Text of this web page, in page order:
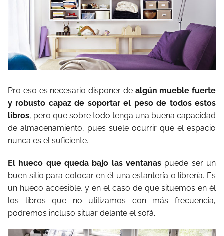
Pro eso es necesario disponer de algún mueble fuerte
y robusto capaz de soportar el peso de todos estos
libros, pero que sobre todo tenga una buena capacidad
de almacenamiento, pues suele ocurrir que el espacio
nunca es el suficiente.
El hueco que queda bajo las ventanas puede ser un
buen sitio para colocar en él una estantería o librería. Es
un hueco accesible, y en el caso de que situemos en él
los libros que no utilizamos con más frecuencia,
podremos incluso situar delante el sofá.